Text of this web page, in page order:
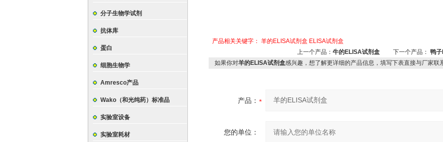
分子生物学试剂
抗体库
蛋白
细胞生物学
Amresco产品
Wako（和光纯药）标准品
实验室设备
实验室耗材
产品相关关键字： 羊的ELISA试剂盒 ELISA试剂盒
上一个产品： 牛的ELISA试剂盒下一个产品： 鸭
如果你对羊的ELISA试剂盒感兴趣，想了解更详细的产品信息，填写下表直接与厂家联
产品：
您的单位：